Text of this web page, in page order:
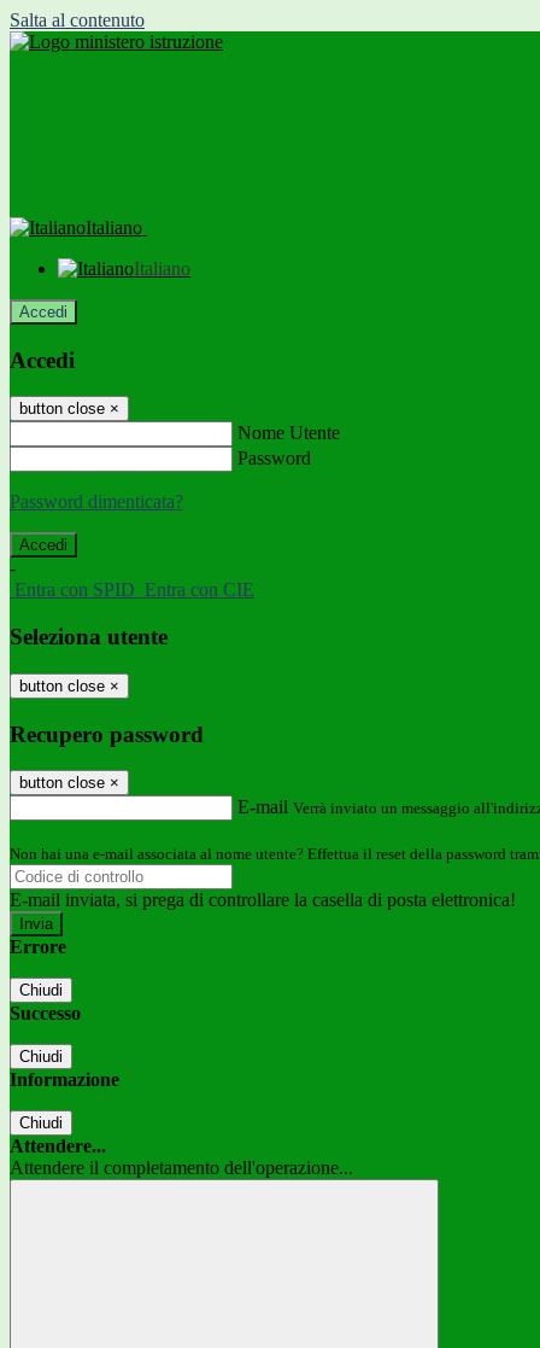
Salta al contenuto
Italiano
Italiano
Accedi
Accedi
button close ×
Nome Utente
Password
Password dimenticata?
-
Entra con SPID Entra con CIE
Seleziona utente
button close ×
Recupero password
button close ×
E-mail Verrà inviato un messaggio
Non hai una e-mail associata al nome utente? Effettua il reset della password
E-mail inviata, si prega di controllare la casella di posta elettronica!
Errore
Chiudi
Successo
Chiudi
Informazione
Chiudi
Attendere...
Attendere il completamento dell'operazione...